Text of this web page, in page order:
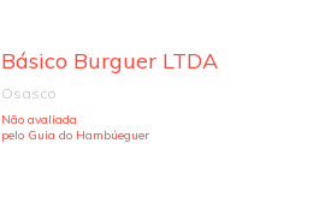
Básico Burguer LTDA
Osasco
Não avaliada
pelo Guia do Hambúeguer